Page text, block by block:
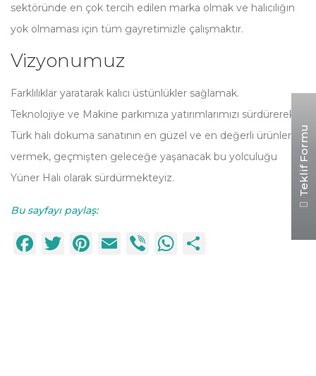
sektöründe en çok tercih edilen marka olmak ve halıcılığın
yok olmaması için tüm gayretimizle çalışmaktır.
Vizyonumuz
Farklılıklar yaratarak kalıcı üstünlükler sağlamak.
Teknolojiye ve Makine parkımıza yatırımlarımızı sürdürerek
Türk halı dokuma sanatının en güzel ve en değerli ürünlerini
vermek, geçmişten geleceğe yaşanacak bu yolculuğu
Yüner Halı olarak sürdürmekteyiz.
Bu sayfayı paylaş:
Facebook
Twitter
Pinterest
EmailViberWhatsApp
Teklif Formu